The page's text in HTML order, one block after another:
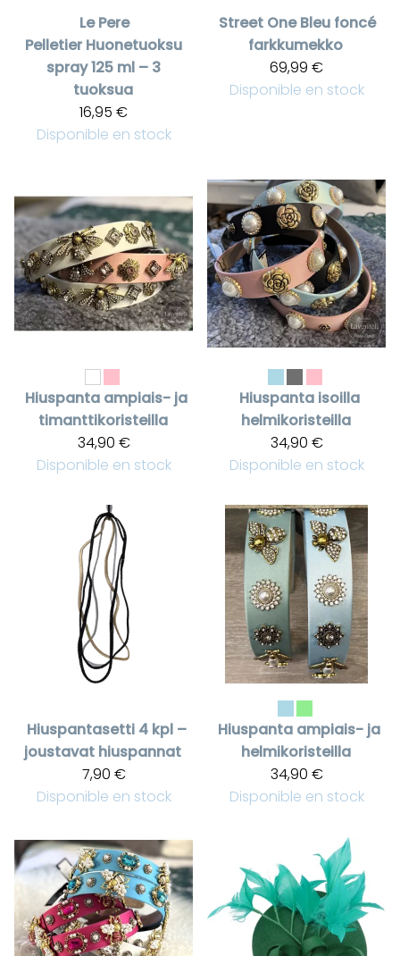
Le Pere
Pelletier Huonetuoksu
spray 125 ml – 3
tuoksua
16,95 €
Disponible en stock
Street One Bleu foncé
farkkumekko
69,99 €
Disponible en stock
Hiuspanta ampiais- ja
timanttikoristeilla
34,90 €
Disponible en stock
Hiuspanta isoilla
helmikoristeilla
34,90 €
Disponible en stock
Hiuspantasetti 4 kpl –
joustavat hiuspannat
7,90 €
Disponible en stock
Hiuspanta ampiais- ja
helmikoristeilla
34,90 €
Disponible en stock